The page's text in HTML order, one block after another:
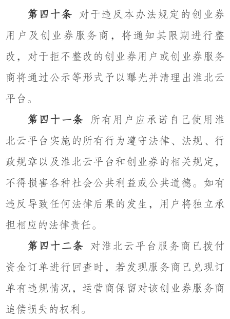
第四十条
对于违反本办法规定的创业券
用户及创业券服务商，将通知其限期进行整
改，对于拒不整改的创业券用户或创业券服务
商将通过公示等形式予以曝光并清理出淮北云
平台。
第四十一条
所有用户应承诺自己使用淮
北云平台实施的所有行为遵守法律、法规、行
政规章以及淮北云平台和创业券的相关规定，
不得损害各种社会公共利益或公共道德。如有
违反导致任何法律后果的发生，用户将独立承
担相应的法律责任。
第四十二条
对淮北云平台服务商已拨付
资金订单进行回查时，若发现服务商已兑现订
单有违规情况，运营商保留对该创业券服务商
追偿损失的权利。